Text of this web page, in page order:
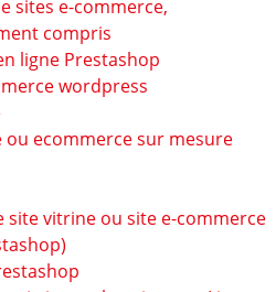
sites e-commerce,
compris
ligne Prestashop
wordpress
ou ecommerce sur mesure
site vitrine ou site e-commerce